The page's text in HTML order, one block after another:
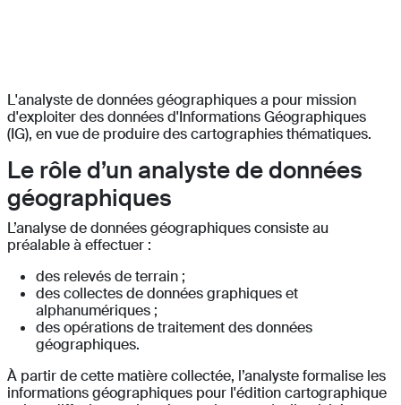
L'analyste de données géographiques a pour mission
d'exploiter des données d'Informations Géographiques
(IG), en vue de produire des cartographies thématiques.
Le rôle d’un analyste de données
géographiques
L’analyse de données géographiques consiste au
préalable à effectuer :
des relevés de terrain ;
des collectes de données graphiques et
alphanumériques ;
des opérations de traitement des données
géographiques.
À partir de cette matière collectée, l’analyste formalise les
informations géographiques pour l'édition cartographique